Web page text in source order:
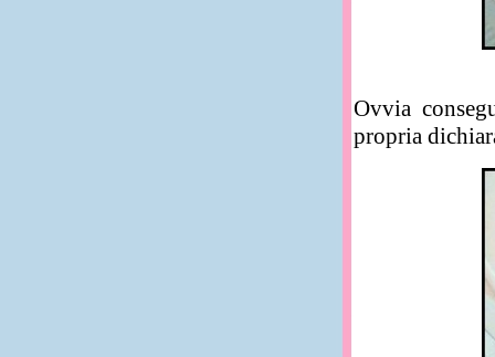
Ovvia
propria